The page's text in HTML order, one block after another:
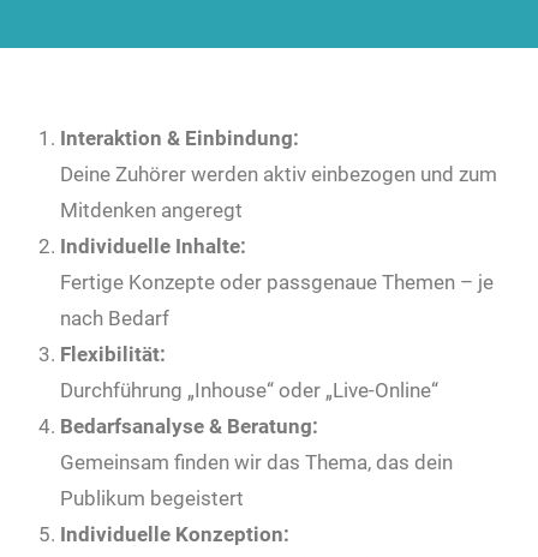
Interaktion & Einbindung:
Deine Zuhörer werden aktiv einbezogen und zum
Mitdenken angeregt
Individuelle Inhalte:
Fertige Konzepte oder passgenaue Themen – je
nach Bedarf
Flexibilität:
Durchführung „Inhouse“ oder „Live-Online“
Bedarfsanalyse & Beratung:
Gemeinsam finden wir das Thema, das dein
Publikum begeistert
Individuelle Konzeption: